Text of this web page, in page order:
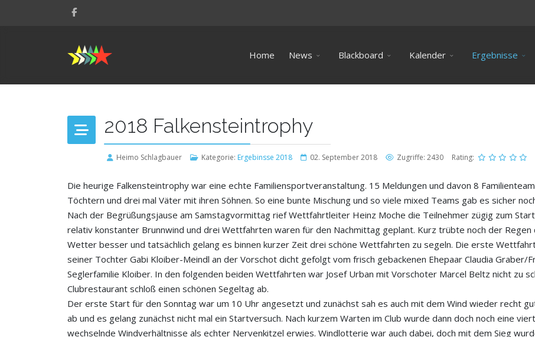
Home News Blackboard Kalender Ergebnisse
2018 Falkensteintrophy
Heimo Schlagbauer Kategorie: Ergebinsse 2018 02. September 2018 Zugriffe: 2430 Rating:
Die heurige Falkensteintrophy war eine echte Familiensportveranstaltung. 15 Meldungen und davon 8
Töchtern und drei mal Väter mit ihren Söhnen. So eine bunte Mischung und so viele mixed Teams gab es sicher
Nach der Begrüßungsjause am Samstagvormittag rief Wettfahrtleiter Heinz Moche die Teilnehmer zügig zum
relativ konstanter Brunnwind und drei Wettfahrten waren für den Nachmittag geplant. Kurz trübte noch der Regen
Wetter besser und tatsächlich gelang es binnen kurzer Zeit drei schöne Wettfahrten zu segeln. Die erste
seiner Tochter Gabi Kloiber-Meindl an der Vorschot dicht gefolgt vom frisch gebackenen Ehepaar Claudia Graber/
Seglerfamilie Kloiber. In den folgenden beiden Wettfahrten war Josef Urban mit Vorschoter Marcel Beltz nicht zu
Clubrestaurant schloß einen schönen Segeltag ab.
Der erste Start für den Sonntag war um 10 Uhr angesetzt und zunächst sah es auch mit dem Wind wieder recht
ab und es gelang zunächst nicht mal ein Startversuch. Nach kurzem Warten im Club wurde dann doch noch eine
wechselnde Windverhältnisse als echter Nervenkitzel erwies. Windlotterie war auch dabei, doch mit dem Sieg